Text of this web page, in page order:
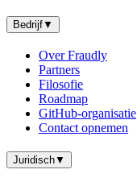
Bedrijf▼
Over Fraudly
Partners
Filosofie
Roadmap
GitHub-organisatie
Contact opnemen
Juridisch▼